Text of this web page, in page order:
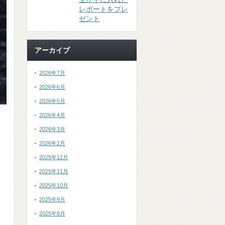
レポートをプレ
ゼント
アーカイブ
2026年7月
2026年6月
2026年5月
2026年4月
2026年3月
2026年2月
2025年12月
2025年11月
2025年10月
2025年9月
2025年8月